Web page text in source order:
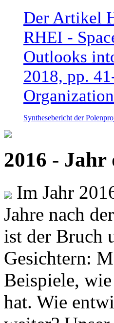
Der Artikel
RHEI -
Outlooks
2018, pp.
Synthesebericht der
2016 - Jahr
Im Jahr
Jahre nach
ist der Bruch
Gesichtern:
Beispiele,
hat. Wie